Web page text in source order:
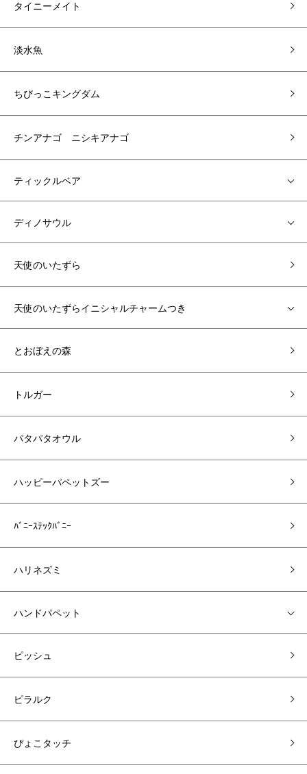
タイニーメイト
淡水魚
ちびっこキングダム
チンアナゴ ニシキアナゴ
ティックルベア
ディノサウル
天使のいたずら
天使のいたずらイニシャルチャームつき
とおぼえの森
トルガー
パタパタオウル
ハッピーパペットズー
ﾊﾞﾆｰｽﾃｯｸﾊﾞﾆｰ
ハリネズミ
ハンドパペット
ピッシュ
ピラルク
ぴょこタッチ